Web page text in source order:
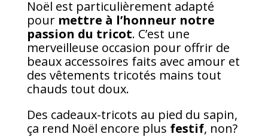
Noël est particulièrement adapté
pour mettre à l’honneur notre
passion du tricot. C’est une
merveilleuse occasion pour offrir de
beaux accessoires faits avec amour et
des vêtements tricotés mains tout
chauds tout doux.
Des cadeaux-tricots au pied du sapin,
ça rend Noël encore plus festif, non?